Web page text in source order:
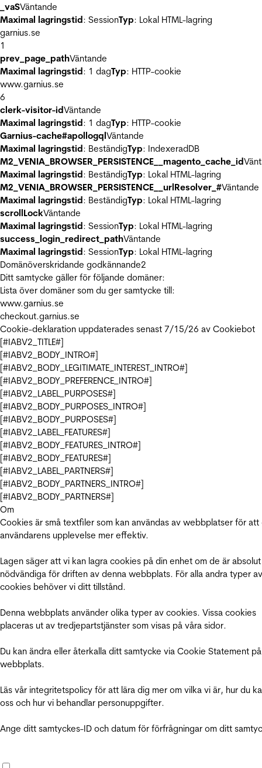
_vaSVäntande
Maximal lagringstid: SessionTyp: Lokal HTML-lagring
garnius.se
1
prev_page_pathVäntande
Maximal lagringstid: 1 dagTyp: HTTP-cookie
www.garnius.se
6
clerk-visitor-idVäntande
Maximal lagringstid: 1 dagTyp: HTTP-cookie
Garnius-cache#apollogqlVäntande
Maximal lagringstid: BeständigTyp: IndexeradDB
M2_VENIA_BROWSER_PERSISTENCE__magento_cache_id
Maximal lagringstid: BeständigTyp: Lokal HTML-lagring
M2_VENIA_BROWSER_PERSISTENCE__urlResolver_#Väntande
Maximal lagringstid: BeständigTyp: Lokal HTML-lagring
scrollLockVäntande
Maximal lagringstid: SessionTyp: Lokal HTML-lagring
success_login_redirect_pathVäntande
Maximal lagringstid: SessionTyp: Lokal HTML-lagring
Domänöverskridande godkännande2
Ditt samtycke gäller för följande domäner:
Lista över domäner som du ger samtycke till:
www.garnius.se
checkout.garnius.se
Cookie-deklaration uppdaterades senast 7/15/26 av Cookiebot
[#IABV2_TITLE#]
[#IABV2_BODY_INTRO#]
[#IABV2_BODY_LEGITIMATE_INTEREST_INTRO#]
[#IABV2_BODY_PREFERENCE_INTRO#]
[#IABV2_LABEL_PURPOSES#]
[#IABV2_BODY_PURPOSES_INTRO#]
[#IABV2_BODY_PURPOSES#]
[#IABV2_LABEL_FEATURES#]
[#IABV2_BODY_FEATURES_INTRO#]
[#IABV2_BODY_FEATURES#]
[#IABV2_LABEL_PARTNERS#]
[#IABV2_BODY_PARTNERS_INTRO#]
[#IABV2_BODY_PARTNERS#]
Om
Cookies är små textfiler som kan användas av webbplatser för att
användarens upplevelse mer effektiv.
Lagen säger att vi kan lagra cookies på din enhet om de är absolut
nödvändiga för driften av denna webbplats. För alla andra typer av
cookies behöver vi ditt tillstånd.
Denna webbplats använder olika typer av cookies. Vissa cookies
placeras ut av tredjepartstjänster som visas på våra sidor.
Du kan ändra eller återkalla ditt samtycke via Cookie Statement
webbplats.
Läs vår integritetspolicy för att lära dig mer om vilka vi är, hur du
oss och hur vi behandlar personuppgifter.
Ange ditt samtyckes-ID och datum för förfrågningar om ditt